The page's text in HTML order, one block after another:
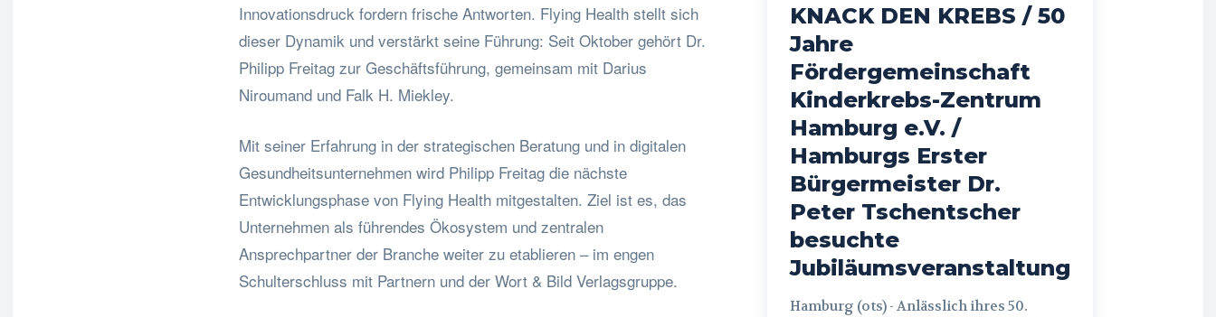
Innovationsdruck fordern frische Antworten. Flying Health stellt sich
dieser Dynamik und verstärkt seine Führung: Seit Oktober gehört Dr.
Philipp Freitag zur Geschäftsführung, gemeinsam mit Darius
Niroumand und Falk H. Miekley.
Mit seiner Erfahrung in der strategischen Beratung und in digitalen
Gesundheitsunternehmen wird Philipp Freitag die nächste
Entwicklungsphase von Flying Health mitgestalten. Ziel ist es, das
Unternehmen als führendes Ökosystem und zentralen
Ansprechpartner der Branche weiter zu etablieren – im engen
Schulterschluss mit Partnern und der Wort & Bild Verlagsgruppe.
KNACK DEN KREBS / 50
Jahre
Fördergemeinschaft
Kinderkrebs-Zentrum
Hamburg e.V. /
Hamburgs Erster
Bürgermeister Dr.
Peter Tschentscher
besuchte
Jubiläumsveranstaltung
Hamburg (ots) - Anlässlich ihres 50.